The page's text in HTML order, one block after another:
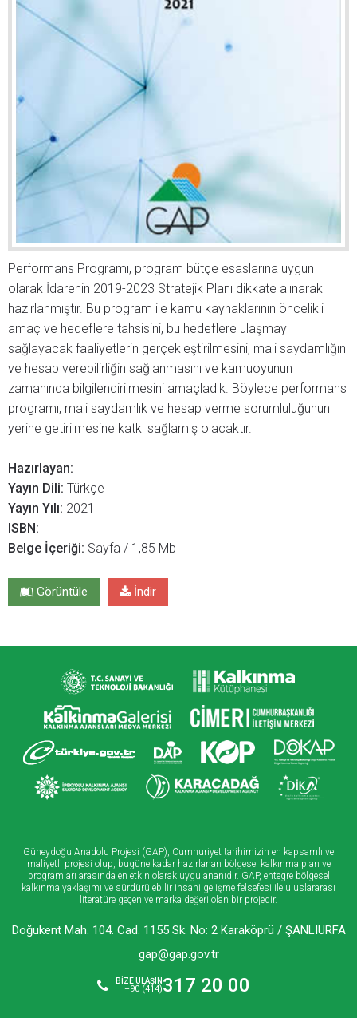
Performans Programı, program bütçe esaslarına uygun
olarak İdarenin 2019-2023 Stratejik Planı dikkate alınarak
hazırlanmıştır. Bu program ile kamu kaynaklarının öncelikli
amaç ve hedeflere tahsisini, bu hedeflere ulaşmayı
sağlayacak faaliyetlerin gerçekleştirilmesini, mali saydamlığın
ve hesap verebilirliğin sağlanmasını ve kamuoyunun
zamanında bilgilendirilmesini amaçladık. Böylece performans
programı, mali saydamlık ve hesap verme sorumluluğunun
yerine getirilmesine katkı sağlamış olacaktır.
Hazırlayan:
Yayın Dili: Türkçe
Yayın Yılı: 2021
ISBN:
Belge İçeriği: Sayfa / 1,85 Mb
Görüntüle İndir
Güneydoğu Anadolu Projesi (GAP), Cumhuriyet tarihimizin en kapsamlı ve
maliyetli projesi olup, bugüne kadar hazırlanan bölgesel kalkınma plan ve
programları arasında en etkin olarak uygulananıdır. GAP, entegre bölgesel
kalkınma yaklaşımı ve sürdürülebilir insani gelişme felsefesi ile uluslararası
literatüre geçen ve marka değeri olan bir projedir.
Doğukent Mah. 104. Cad. 1155 Sk. No: 2 Karaköprü / ŞANLIURFA
gap@gap.gov.tr
BİZE ULAŞIN
+90 (414)317 20 00